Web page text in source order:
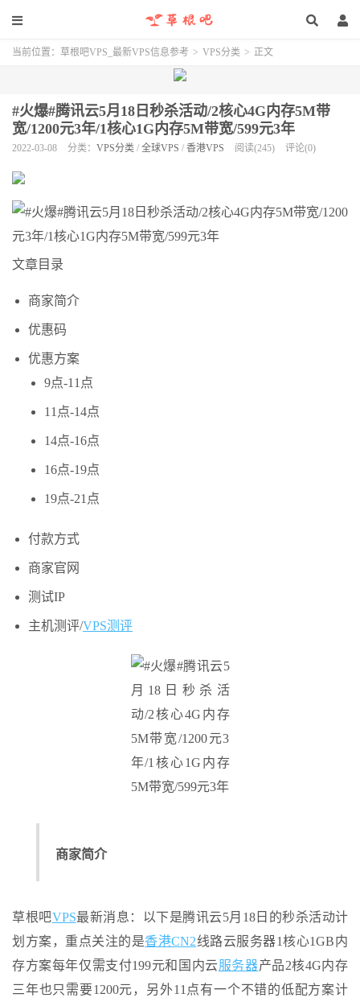
当前位置： 草根吧VPS_最新VPS信息参考 > VPS分类 > 正文
#火爆#腾讯云5月18日秒杀活动/2核心4G内存5M带
宽/1200元3年/1核心1G内存5M带宽/599元3年
2022-03-08 分类： VPS分类 / 全球VPS / 香港VPS 阅读(245) 评论(0)
文章目录
商家简介
优惠码
优惠方案
9点-11点
11点-14点
14点-16点
16点-19点
19点-21点
付款方式
商家官网
测试IP
主机测评/VPS测评
商家简介
草根吧VPS最新消息：以下是腾讯云5月18日的秒杀活动计
划方案，重点关注的是香港CN2线路云服务器1核心1GB内
存方案每年仅需支付199元和国内云服务器产品2核4G内存
三年也只需要1200元，另外11点有一个不错的低配方案计